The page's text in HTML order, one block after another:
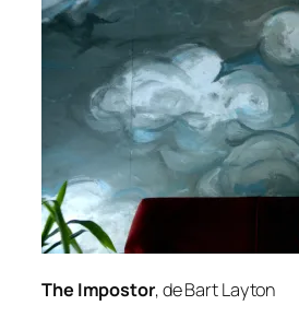
The Impostor, de Bart Layton